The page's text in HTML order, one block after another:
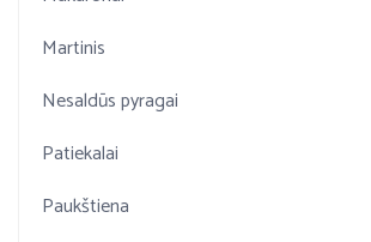
Martinis
Nesaldūs pyragai
Patiekalai
Paukštiena